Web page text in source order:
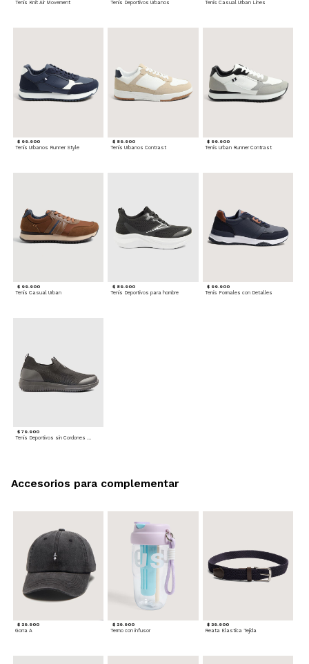
Tenis Knit Air Movement Tenis Deportivos Urbanos Tenis Casual Urban Lines
$ 99.900
Tenis Urbanos Runner Style
$ 89.900
Tenis Urbanos Contrast
$ 99.900
Tenis Urban Runner Contrast
$ 99.900
Tenis Casual Urban
$ 89.900
Tenis Deportivos para hombre
$ 99.900
Tenis Formales con Detalles
$ 79.900
$ 29.900
Gorra A
$ 29.900
Termo con infusor
$ 29.900
Reata Elastica Tejida
Accesorios para complementar